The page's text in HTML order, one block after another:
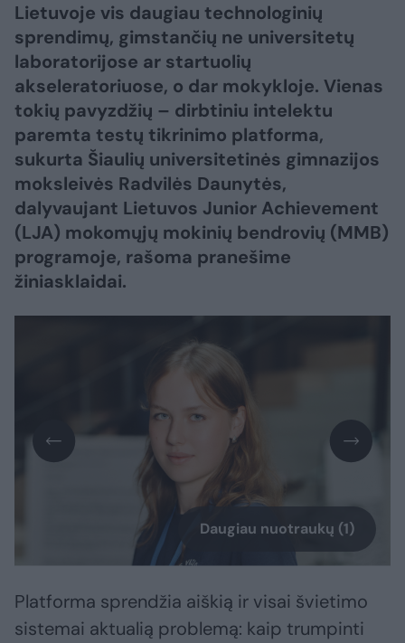
Lietuvoje vis daugiau technologinių
sprendimų, gimstančių ne universitetų
laboratorijose ar startuolių
akseleratoriuose, o dar mokykloje. Vienas
tokių pavyzdžių – dirbtiniu intelektu
paremta testų tikrinimo platforma,
sukurta Šiaulių universitetinės gimnazijos
moksleivės Radvilės Daunytės,
dalyvaujant Lietuvos Junior Achievement
(LJA) mokomųjų mokinių bendrovių (MMB)
programoje, rašoma pranešime
žiniasklaidai.
Daugiau nuotraukų (1)
Platforma sprendžia aiškią ir visai švietimo
sistemai aktualią problemą: kaip trumpinti